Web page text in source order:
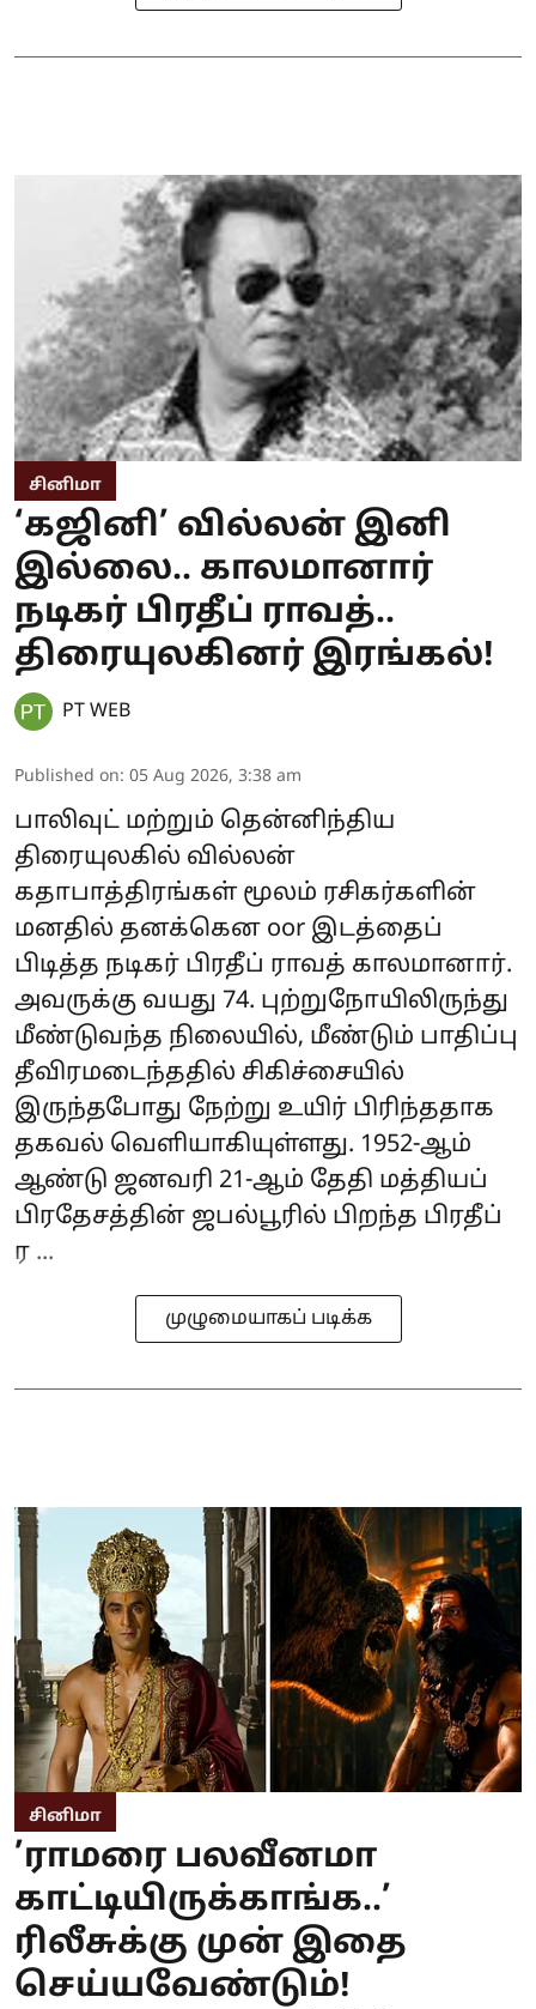
சினிமா
‘கஜினி’ வில்லன் இனி
இல்லை.. காலமானார்
நடிகர் பிரதீப் ராவத்..
திரையுலகினர் இரங்கல்!
PT WEB
Published on: 05 Aug 2026, 3:38 am
பாலிவுட் மற்றும் தென்னிந்திய
திரையுலகில் வில்லன்
கதாபாத்திரங்கள் மூலம் ரசிகர்களின்
மனதில் தனக்கென oor இடத்தைப்
பிடித்த நடிகர் பிரதீப் ராவத் காலமானார்.
அவருக்கு வயது 74. புற்றுநோயிலிருந்து
மீண்டுவந்த நிலையில், மீண்டும் பாதிப்பு
தீவிரமடைந்ததில் சிகிச்சையில்
இருந்தபோது நேற்று உயிர் பிரிந்ததாக
தகவல் வெளியாகியுள்ளது. 1952-ஆம்
ஆண்டு ஜனவரி 21-ஆம் தேதி மத்தியப்
பிரதேசத்தின் ஜபல்பூரில் பிறந்த பிரதீப்
ர ...
முழுமையாகப் படிக்க
சினிமா
’ராமரை பலவீனமா
காட்டியிருக்காங்க..’
ரிலீசுக்கு முன் இதை
செய்யவேண்டும்!